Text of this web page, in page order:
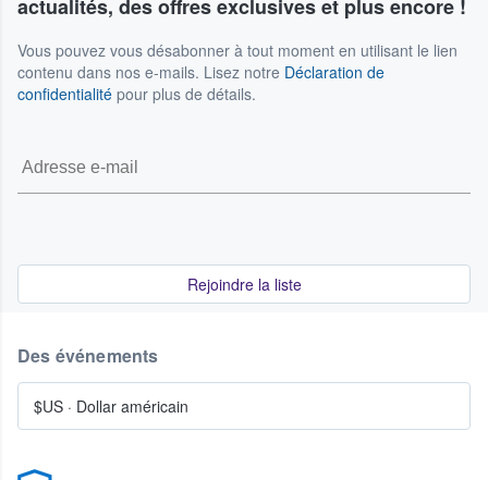
actualités, des offres exclusives et plus encore !
Vous pouvez vous désabonner à tout moment en utilisant le lien
contenu dans nos e-mails. Lisez notre Déclaration de
confidentialité pour plus de détails.
Rejoindre la liste
Des événements
$US · Dollar américain